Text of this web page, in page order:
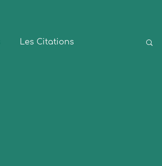
Les Citations